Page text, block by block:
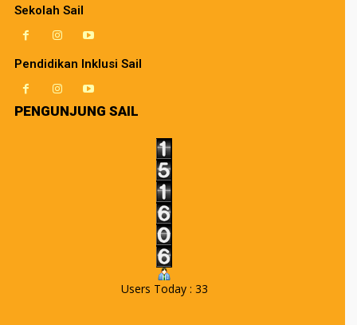
Sekolah Sail
Pendidikan Inklusi Sail
PENGUNJUNG SAIL
Users Today : 33